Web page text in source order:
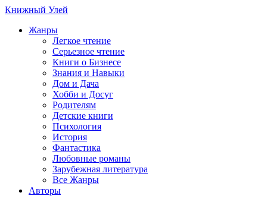
Книжный Улей
Жанры
Легкое чтение
Серьезное чтение
Книги о Бизнесе
Знания и Навыки
Дом и Дача
Хобби и Досуг
Родителям
Детские книги
Психология
История
Фантастика
Любовные романы
Зарубежная литература
Все Жанры
Авторы